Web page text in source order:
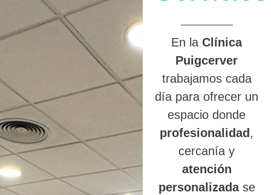
En laClínica
Puigcerver
trabajamos cada
día para ofrecer un
espacio donde
profesionalidad ,
cercanía y
atención
personalizadase